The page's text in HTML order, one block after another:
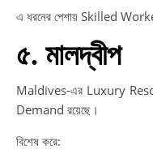
এ ধরনের পেশায় Skilled
৫. মালদ্বীপ
Maldives-এর Luxury
Demand রয়েছে।
বিশেষ করে: